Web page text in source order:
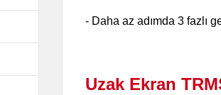
- Daha az adımda 3 fazlı
Uzak Ekran